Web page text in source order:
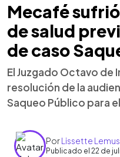
Mecafé
de salud
de caso
El Juzgado Octavo de
resolución de la
Saqueo Público para
PorLissette Lemus
Publicado el 22 de